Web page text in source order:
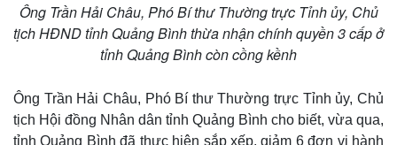
Ông Trần Hải Châu, Phó Bí thư Thường trực Tỉnh ủy, Chủ
tịch HĐND tỉnh Quảng Bình thừa nhận chính quyền 3 cấp ở
tỉnh Quảng Bình còn cồng kềnh
Ông Trần Hải Châu, Phó Bí thư Thường trực Tỉnh ủy, Chủ
tịch Hội đồng Nhân dân tỉnh Quảng Bình cho biết, vừa qua,
tỉnh Quảng Bình đã thực hiện sắp xếp, giảm 6 đơn vị hành